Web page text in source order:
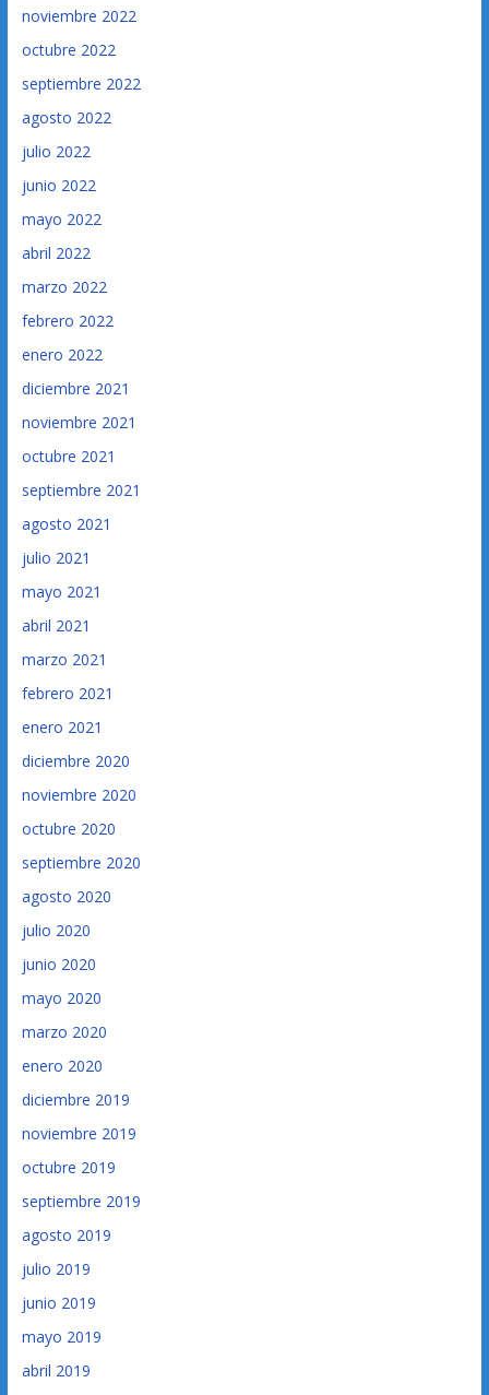
noviembre 2022
octubre 2022
septiembre 2022
agosto 2022
julio 2022
junio 2022
mayo 2022
abril 2022
marzo 2022
febrero 2022
enero 2022
diciembre 2021
noviembre 2021
octubre 2021
septiembre 2021
agosto 2021
julio 2021
mayo 2021
abril 2021
marzo 2021
febrero 2021
enero 2021
diciembre 2020
noviembre 2020
octubre 2020
septiembre 2020
agosto 2020
julio 2020
junio 2020
mayo 2020
marzo 2020
enero 2020
diciembre 2019
noviembre 2019
octubre 2019
septiembre 2019
agosto 2019
julio 2019
junio 2019
mayo 2019
abril 2019